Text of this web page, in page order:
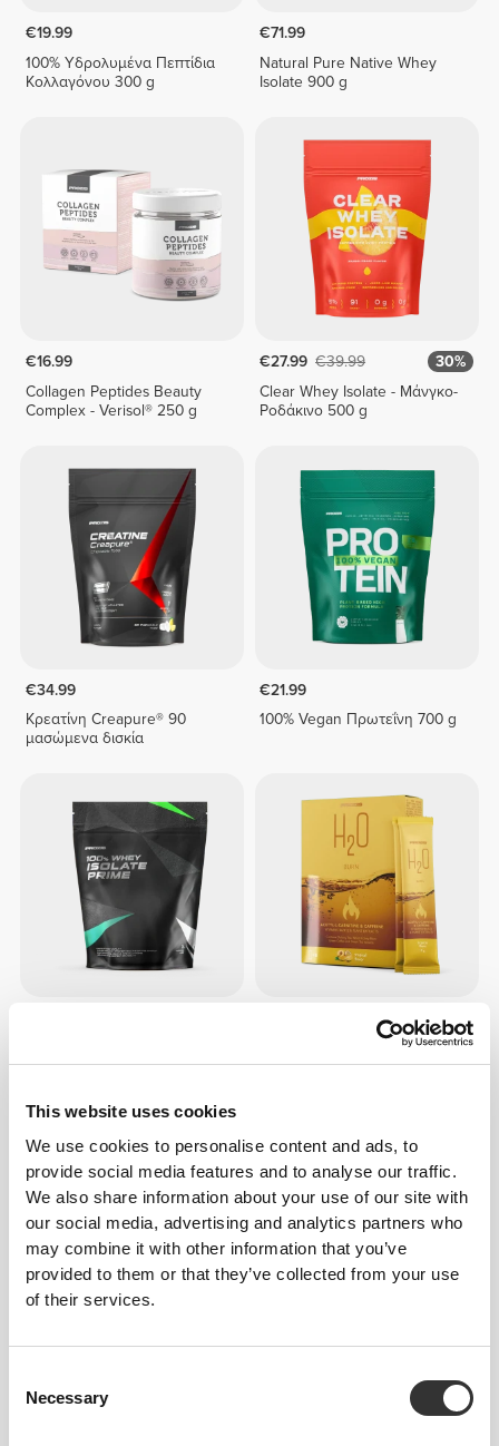
This website uses cookies
We use cookies to personalise content and ads, to
provide social media features and to analyse our traffic.
We also share information about your use of our site with
our social media, advertising and analytics partners who
may combine it with other information that you’ve
provided to them or that they’ve collected from your use
of their services.
Selection
Necessary
€19.99
100% Υδρολυμένα Πεπτίδια
Κολλαγόνου 300 g
€71.99
Natural Pure Native Whey
Isolate 900 g
€16.99
Collagen Peptides Beauty
Complex - Verisol® 250 g
€27.99 €39.99
30%
Clear Whey Isolate - Μάνγκο-
Ροδάκινο 500 g
€34.99
Κρεατίνη Creapure® 90
μασώμενα δισκία
€21.99
100% Vegan Πρωτεΐνη 700 g
1000 g
€14.99
Collagen Peptides 200g
€12.99
Essential Multivitamin 90 caps